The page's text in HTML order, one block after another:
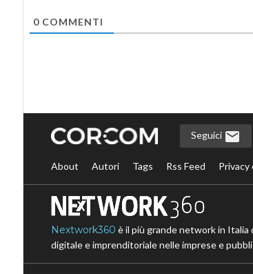
0COMMENTI
Seguici
About Autori Tags Rss Feed Privacy
Nextwork360 è il più grande network in Italia
digitale e imprenditoriale nelle imprese e